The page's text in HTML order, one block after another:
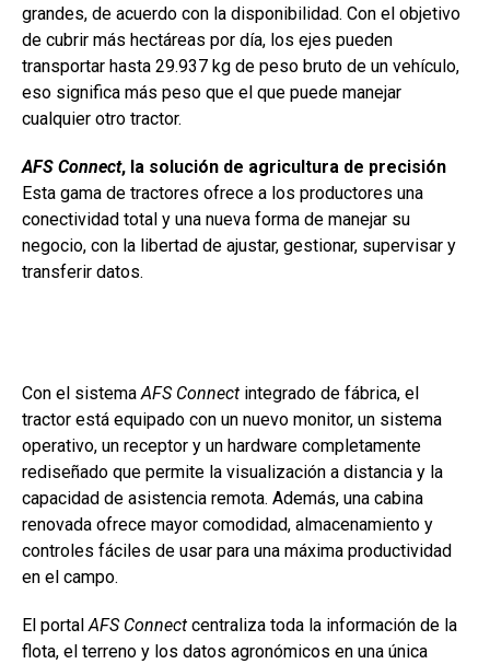
grandes, de acuerdo con la disponibilidad. Con el objetivo
de cubrir más hectáreas por día, los ejes pueden
transportar hasta 29.937 kg de peso bruto de un vehículo,
eso significa más peso que el que puede manejar
cualquier otro tractor.
AFS Connect, la solución de agricultura de precisión
Esta gama de tractores ofrece a los productores una
conectividad total y una nueva forma de manejar su
negocio, con la libertad de ajustar, gestionar, supervisar y
transferir datos.
Con el sistemaAFS Connect integrado de fábrica, el
tractor está equipado con un nuevo monitor, un sistema
operativo, un receptor y un hardware completamente
rediseñado que permite la visualización a distancia y la
capacidad de asistencia remota. Además, una cabina
renovada ofrece mayor comodidad, almacenamiento y
controles fáciles de usar para una máxima productividad
en el campo.
El portalAFS Connect centraliza toda la información de la
flota, el terreno y los datos agronómicos en una única